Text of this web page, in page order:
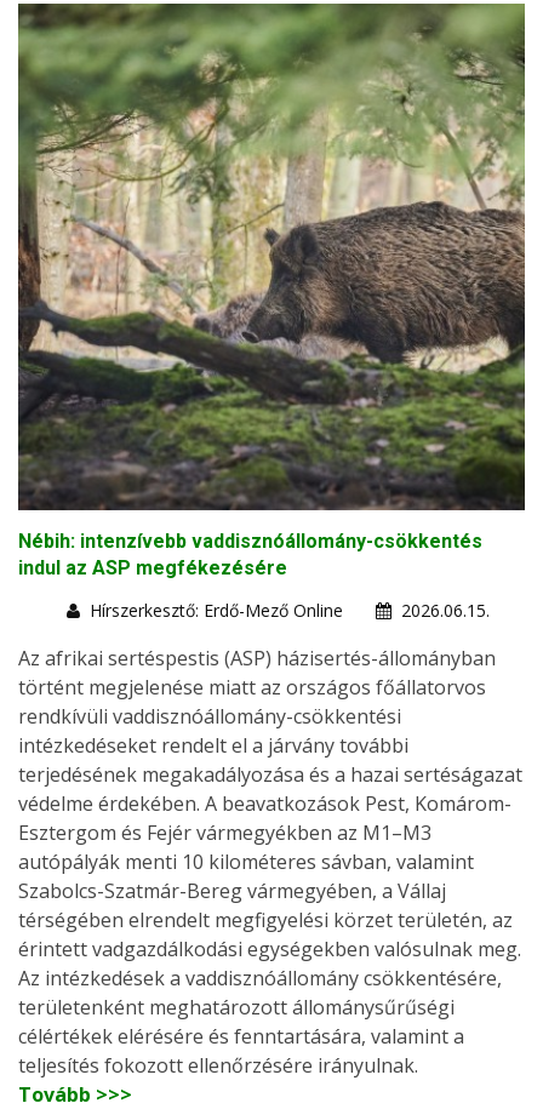
Nébih: intenzívebb vaddisznóállomány-csökkentés
indul az ASP megfékezésére
Hírszerkesztő: Erdő-Mező Online
2026.06.15.
Az afrikai sertéspestis (ASP) házisertés-állományban
történt megjelenése miatt az országos főállatorvos
rendkívüli vaddisznóállomány-csökkentési
intézkedéseket rendelt el a járvány további
terjedésének megakadályozása és a hazai sertéságazat
védelme érdekében. A beavatkozások Pest, Komárom-
Esztergom és Fejér vármegyékben az M1–M3
autópályák menti 10 kilométeres sávban, valamint
Szabolcs-Szatmár-Bereg vármegyében, a Vállaj
térségében elrendelt megfigyelési körzet területén, az
érintett vadgazdálkodási egységekben valósulnak meg.
Az intézkedések a vaddisznóállomány csökkentésére,
területenként meghatározott állománysűrűségi
célértékek elérésére és fenntartására, valamint a
teljesítés fokozott ellenőrzésére irányulnak.
Tovább >>>